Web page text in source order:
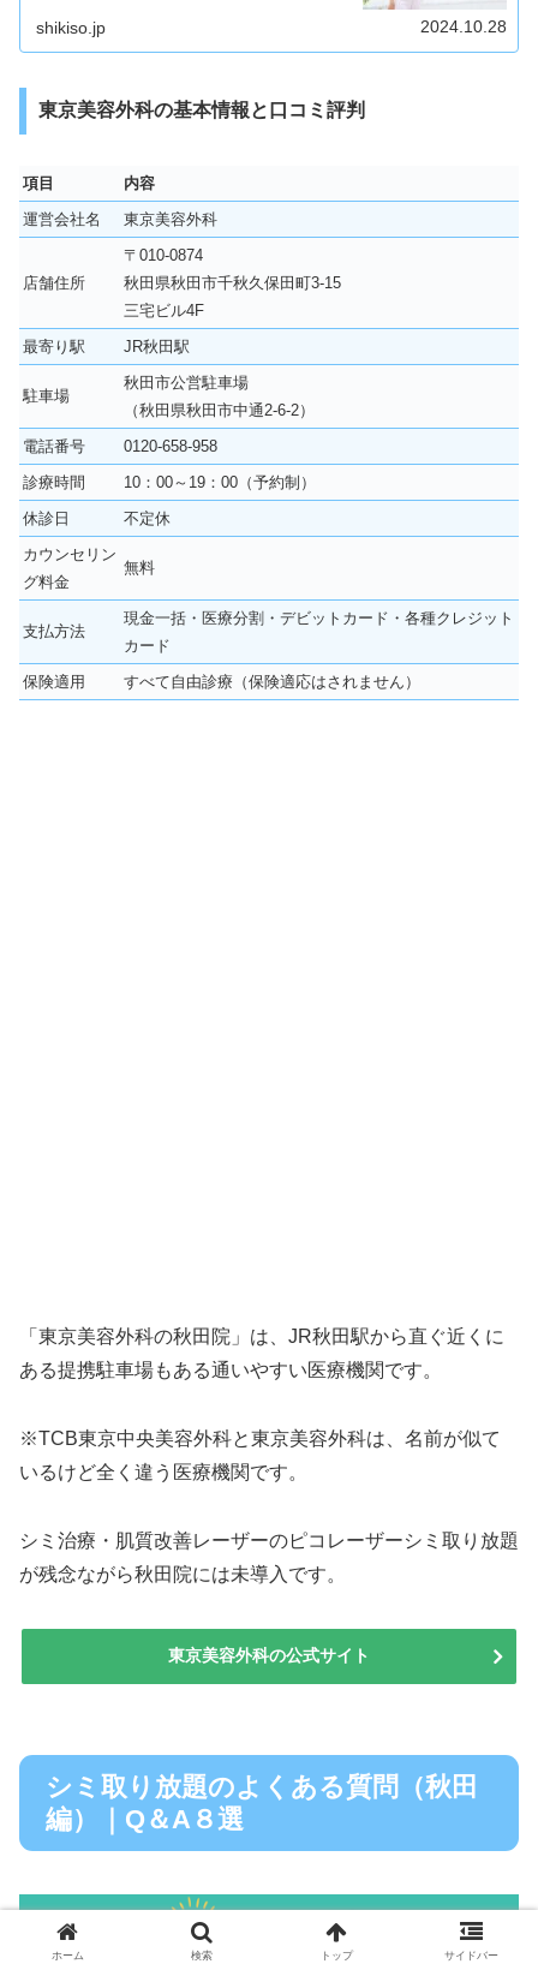
shikiso.jp 2024.10.28
東京美容外科の基本情報と口コミ評判
項目
内容
運営会社名
東京美容外科
店舗住所
〒010-0874
秋田県秋田市千秋久保田町3-15
三宅ビル4F
最寄り駅
JR秋田駅
駐車場
秋田市公営駐車場
（秋田県秋田市中通2-6-2）
電話番号
0120-658-958
診療時間
10：00～19：00（予約制）
休診日
不定休
カウンセリン
グ料金
無料
支払方法
現金一括・医療分割・デビットカード・各種クレジット
カード
保険適用
すべて自由診療（保険適応はされません）
「東京美容外科の秋田院」は、JR秋田駅から直ぐ近くに
ある提携駐車場もある通いやすい医療機関です。
※TCB東京中央美容外科と東京美容外科は、名前が似て
いるけど全く違う医療機関です。
シミ治療・肌質改善レーザーのピコレーザーシミ取り放題
が残念ながら秋田院には未導入です。
東京美容外科の公式サイト
シミ取り放題のよくある質問（秋田
編）｜Q＆A８選
ホーム 検索 トップ サイドバー